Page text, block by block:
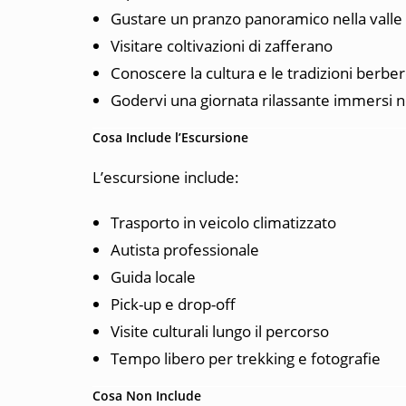
Gustare un pranzo panoramico nella valle
Visitare coltivazioni di zafferano
Conoscere la cultura e le tradizioni
Godervi una giornata rilassante immersi
Cosa Include l’Escursione
L’escursione include:
Trasporto in veicolo climatizzato
Autista professionale
Guida locale
Pick-up e drop-off
Visite culturali lungo il percorso
Tempo libero per trekking e fotografie
Cosa Non Include